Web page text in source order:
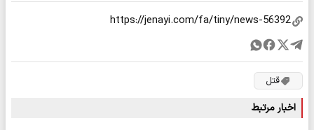
قتل
اخبار مرتبط